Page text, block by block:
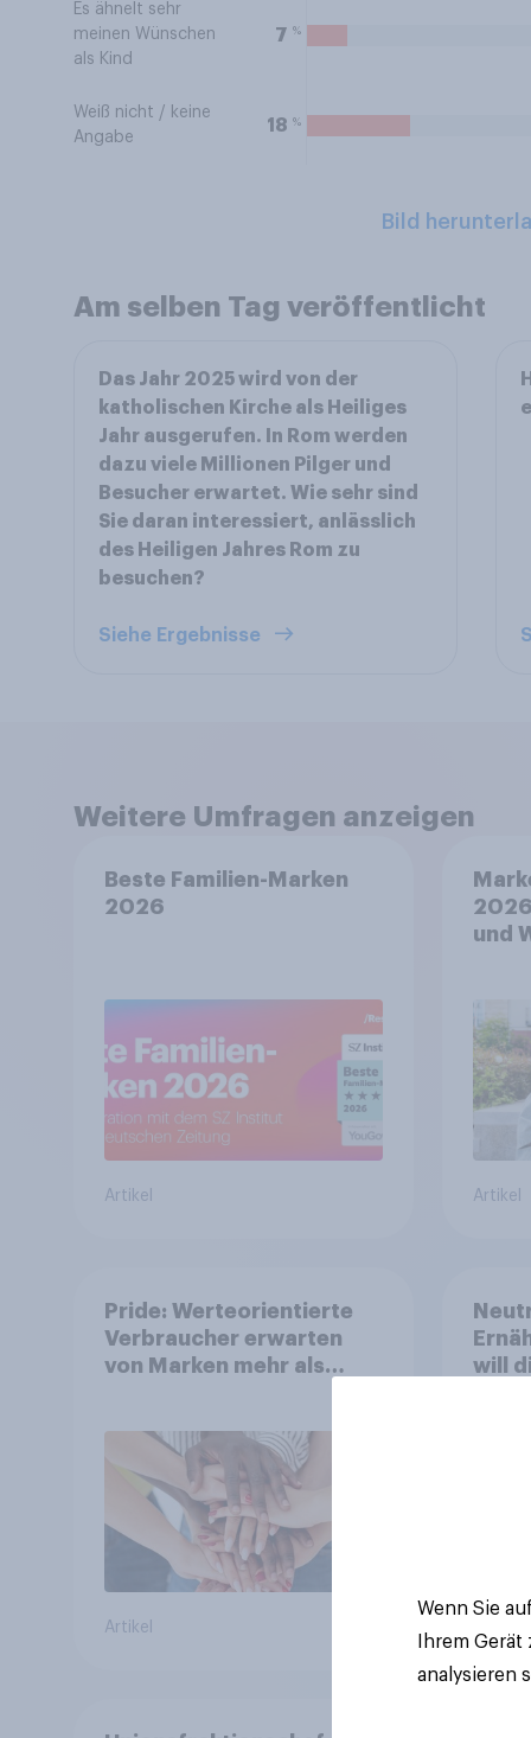
Es ähnelt sehr
meinen Wünschen
als Kind
7 %
Weiß nicht / keine
Angabe
18 %
Bild
Am selben Tag veröffentlicht
Das Jahr 2025 wird von der
katholischen Kirche als Heiliges
Jahr ausgerufen. In Rom werden
dazu viele Millionen Pilger und
Besucher erwartet. Wie sehr sind
Sie daran interessiert, anlässlich
des Heiligen Jahres Rom zu
besuchen?
Siehe Ergebnisse
Weitere Umfragen anzeigen
Beste Familien-Marken
2026
Artikel
und
Artikel
Pride: Werteorientierte
Verbraucher erwarten
von Marken mehr als
Artikel
will
Wenn Sie
Ihrem
analysieren